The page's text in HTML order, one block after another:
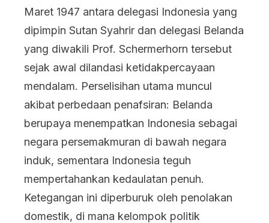
Maret 1947 antara delegasi Indonesia yang
dipimpin Sutan Syahrir dan delegasi Belanda
yang diwakili Prof. Schermerhorn tersebut
sejak awal dilandasi ketidakpercayaan
mendalam. Perselisihan utama muncul
akibat perbedaan penafsiran: Belanda
berupaya menempatkan Indonesia sebagai
negara persemakmuran di bawah negara
induk, sementara Indonesia teguh
mempertahankan kedaulatan penuh.
Ketegangan ini diperburuk oleh penolakan
domestik, di mana kelompok politik